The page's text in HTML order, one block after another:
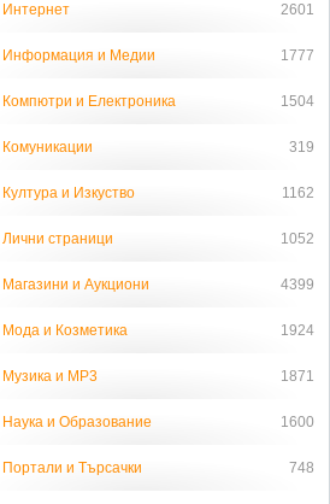
Интернет 2601
Информация и Медии 1777
Компютри и Електроника 1504
Комуникации 319
Култура и Изкуство 1162
Лични страници 1052
Магазини и Аукциони 4399
Мода и Козметика 1924
Музика и MP3 1871
Наука и Образование 1600
Портали и Търсачки 748